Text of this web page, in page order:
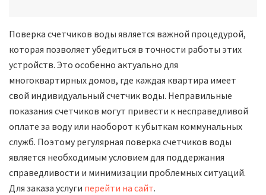
Поверка счетчиков воды является важной процедурой,
которая позволяет убедиться в точности работы этих
устройств. Это особенно актуально для
многоквартирных домов, где каждая квартира имеет
свой индивидуальный счетчик воды. Неправильные
показания счетчиков могут привести к несправедливой
оплате за воду или наоборот к убыткам коммунальных
служб. Поэтому регулярная поверка счетчиков воды
является необходимым условием для поддержания
справедливости и минимизации проблемных ситуаций.
Для заказа услуги перейти на сайт.